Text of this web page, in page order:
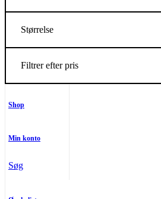
Størrelse
Filtrer efter pris
Shop
Min konto
Søg